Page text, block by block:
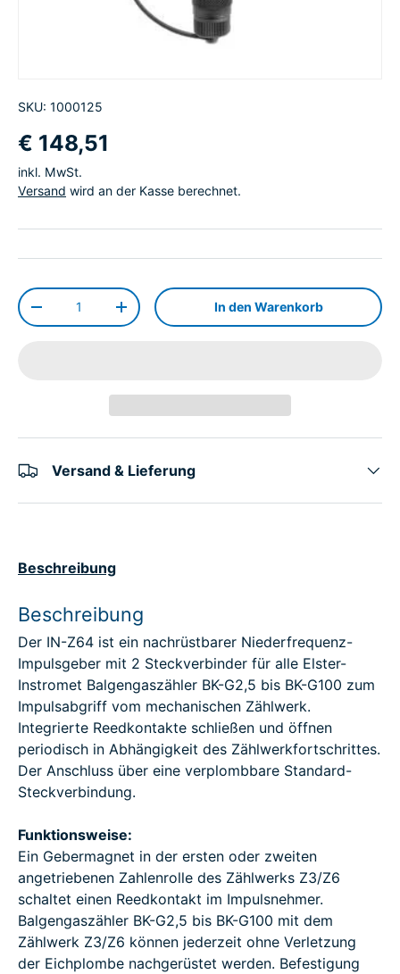
SKU: 1000125
€ 148,51
inkl. MwSt.
Versand wird an der Kasse berechnet.
Anzahl
-
+ In den Warenkorb
Versand & Lieferung
Beschreibung
Beschreibung
Der IN-Z64 ist ein nachrüstbarer Niederfrequenz-
Impulsgeber mit 2 Steckverbinder für alle Elster-
Instromet Balgengaszähler BK-G2,5 bis BK-G100 zum
Impulsabgriff vom mechanischen Zählwerk.
Integrierte Reedkontakte schließen und öffnen
periodisch in Abhängigkeit des Zählwerkfortschrittes.
Der Anschluss über eine verplombbare Standard-
Steckverbindung.
Funktionsweise:
Ein Gebermagnet in der ersten oder zweiten
angetriebenen Zahlenrolle des Zählwerks Z3/Z6
schaltet einen Reedkontakt im Impulsnehmer.
Balgengaszähler BK-G2,5 bis BK-G100 mit dem
Zählwerk Z3/Z6 können jederzeit ohne Verletzung
der Eichplombe nachgerüstet werden. Befestigung